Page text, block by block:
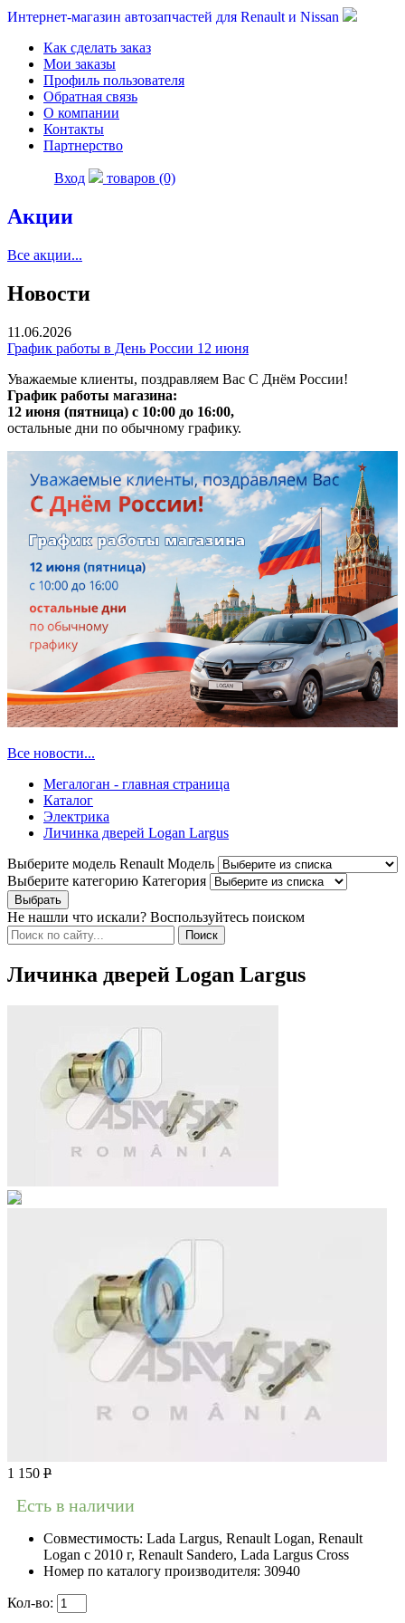
Интернет-магазин автозапчастей для Renault и Nissan
Как сделать заказ
Мои заказы
Профиль пользователя
Обратная связь
О компании
Контакты
Партнерство
Вход товаров (0)
Акции
Все акции...
Новости
11.06.2026
График работы в День России 12 июня
Уважаемые клиенты, поздравляем Вас С Днём России!
График работы магазина:
12 июня (пятница) с 10:00 до 16:00,
остальные дни по обычному графику.
Все новости...
Мегалоган - главная страница
Каталог
Электрика
Личинка дверей Logan Largus
Выберите модель Renault Модель
Выберите категорию Категория
Не нашли что искали? Воспользуйтесь поиском
Личинка дверей Logan Largus
1 150 Р
Есть в наличии
Совместимость: Lada Largus, Renault Logan, Renault
Logan c 2010 г, Renault Sandero, Lada Largus Cross
Номер по каталогу производителя: 30940
Кол-во: